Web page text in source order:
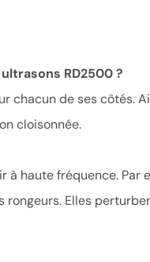
RD2500 ?
chacun de ses côtés.
cloisonnée.
à haute fréquence.
Elles